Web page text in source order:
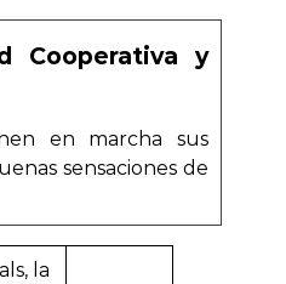
Cooperativa y
en marcha sus
sensaciones de
la